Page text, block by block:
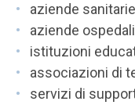
aziende
aziende
istituzioni
associazioni di
servizi di